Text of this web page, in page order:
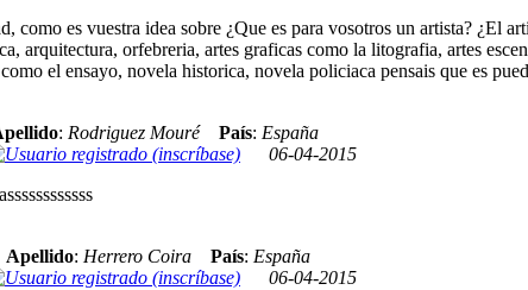
es vuestra idea sobre ¿Que es para vosotros un artista? ¿El
arquitectura, orfebreria, artes graficas como la litografia, artes
el ensayo, novela historica, novela policiaca pensais que es
: Rodriguez Mouré País: España
06-04-2015
Apellido: Herrero Coira País: España
06-04-2015